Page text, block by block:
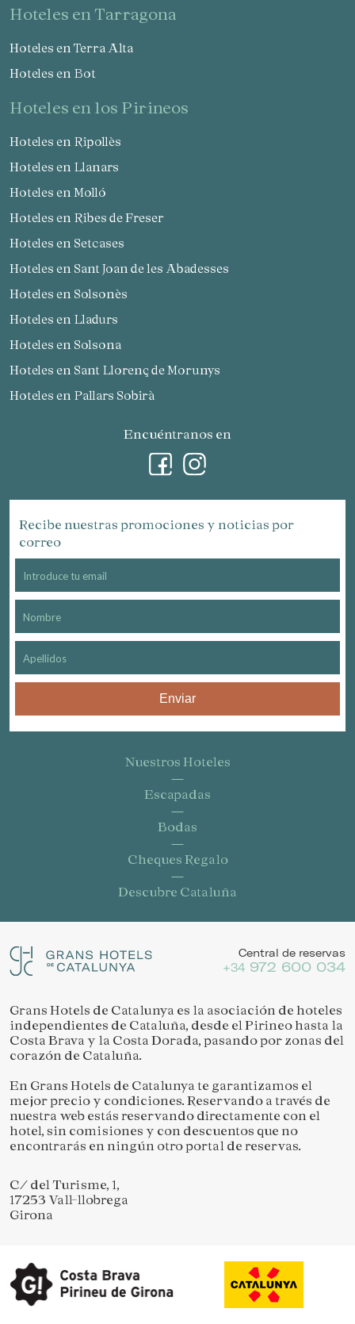
hoteles en Tarragona
Hoteles en Terra Alta
Hoteles en Bot
hoteles en los Pirineos
Hoteles en Ripollès
Hoteles en Llanars
Hoteles en Molló
Hoteles en Ribes de Freser
Hoteles en Setcases
Hoteles en Sant Joan de les Abadesses
Hoteles en Solsonès
Hoteles en Lladurs
Hoteles en Solsona
Hoteles en Sant Llorenç de Morunys
Hoteles en Pallars Sobirà
Encuéntranos en
Recibe nuestras promociones y noticias por
correo
Enviar
Nuestros Hoteles
Escapadas
Bodas
Cheques Regalo
Descubre Cataluña
Central de reservas
+34 972 600 034
Grans Hotels de Catalunya es la asociación de hoteles
independientes de Cataluña, desde el Pirineo hasta la
Costa Brava y la Costa Dorada, pasando por zonas del
corazón de Cataluña.
En Grans Hotels de Catalunya te garantizamos el
mejor precio y condiciones. Reservando a través de
nuestra web estás reservando directamente con el
hotel, sin comisiones y con descuentos que no
encontrarás en ningún otro portal de reservas.
C/ del Turisme, 1,
17253 Vall-llobrega
Girona